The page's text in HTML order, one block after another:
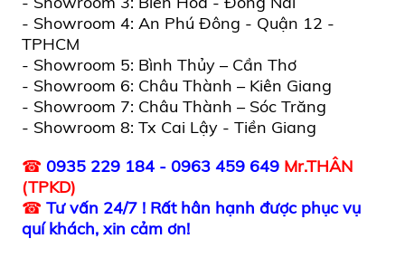
- Showroom 4: An Phú Đông - Quận 12 -
TPHCM
- Showroom 5: Bình Thủy – Cần Thơ
- Showroom 6: Châu Thành – Kiên Giang
- Showroom 7: Châu Thành – Sóc Trăng
- Showroom 8: Tx Cai Lậy - Tiền Giang
☎ 0935 229 184 - 0963 459 649 Mr.THÂN
(TPKD)
☎ Tư vấn 24/7 ! Rất hân hạnh được phục vụ
quí khách, xin cảm ơn!